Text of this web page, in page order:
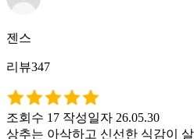
젠스
리뷰347
조회수 17 작성일자 26.05.30
상추는 아삭하고 신선한 식감이